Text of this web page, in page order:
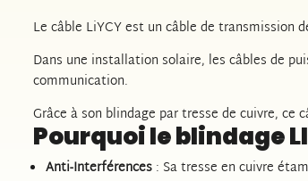
Le câble LiYCY est un câble de transmission
Dans une installation solaire, les câbles de
communication.
Grâce à son blindage par tresse de cuivre, ce
Pourquoi le blindage
Anti-Interférences : Sa tresse en cuivre